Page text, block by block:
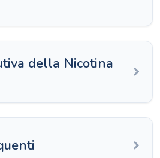
della Nicotina